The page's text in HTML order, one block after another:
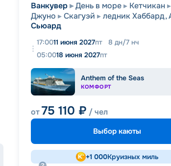
Ванкувер День в море Кетчикан
Джуно
Скагуэй
ледник Хаббард,
Сьюард
17:0011 июня 2027пт 8 дн/7 нч
05:0018 июня 2027пт
Anthem of the Seas
КОМФОРТ
от75 110 ₽ / чел
Выбор каюты
+1 000Круизных миль